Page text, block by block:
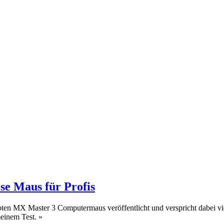
Maus für Profis
MX Master 3 Computermaus veröffentlicht und verspricht dabei
Test. »